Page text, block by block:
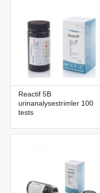
Reactif 5B
urinanalysestrimler 100
tests